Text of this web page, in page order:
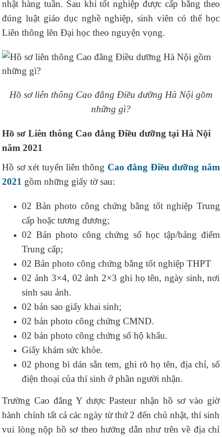
nhật hàng tuần. Sau khi tốt nghiệp được cấp bằng theo
đúng luật giáo dục nghề nghiệp, sinh viên có thể học
Liên thông lên Đại học theo nguyện vọng.
Hồ sơ liên thông Cao đẳng Điều dưỡng Hà Nội gồm
những gì?
Hồ sơ Liên thông Cao đẳng Điều dưỡng tại Hà Nội
năm 2021
Hồ sơ xét tuyển liên thông Cao đẳng Điều dưỡng năm
2021 gồm những giấy tờ sau:
02 Bản photo công chứng bằng tốt nghiệp Trung
cấp hoặc tương đương;
02 Bản photo công chứng sổ học tập/bảng điểm
Trung cấp;
02 Bản photo công chứng bằng tốt nghiệp THPT
02 ảnh 3×4, 02 ảnh 2×3 ghi họ tên, ngày sinh, nơi
sinh sau ảnh.
02 bản sao giấy khai sinh;
02 bản photo công chứng CMND.
02 bản photo công chứng sổ hộ khẩu.
Giấy khám sức khỏe.
02 phong bì dán sẵn tem, ghi rõ họ tên, địa chỉ, số
điện thoại của thí sinh ở phần người nhận.
Trường Cao đẳng Y dược Pasteur nhận hồ sơ vào giờ
hành chính tất cả các ngày từ thứ 2 đến chủ nhật, thí sinh
vui lòng nộp hồ sơ theo hướng dẫn như trên về địa chỉ